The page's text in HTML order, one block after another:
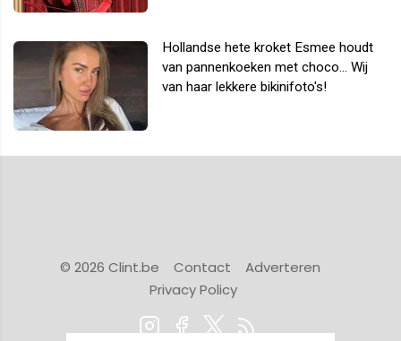
Hollandse hete kroket Esmee houdt
van pannenkoeken met choco... Wij
van haar lekkere bikinifoto's!
© 2026 Clint.be Contact
Adverteren
Privacy Policy